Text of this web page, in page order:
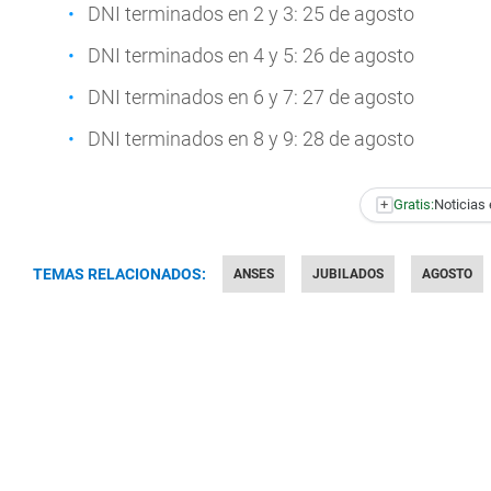
DNI terminados en 2 y 3: 25 de agosto
DNI terminados en 4 y 5: 26 de agosto
DNI terminados en 6 y 7: 27 de agosto
DNI terminados en 8 y 9: 28 de agosto
+ Gratis:Noticias
TEMAS RELACIONADOS: ANSES JUBILADOS AGOSTO